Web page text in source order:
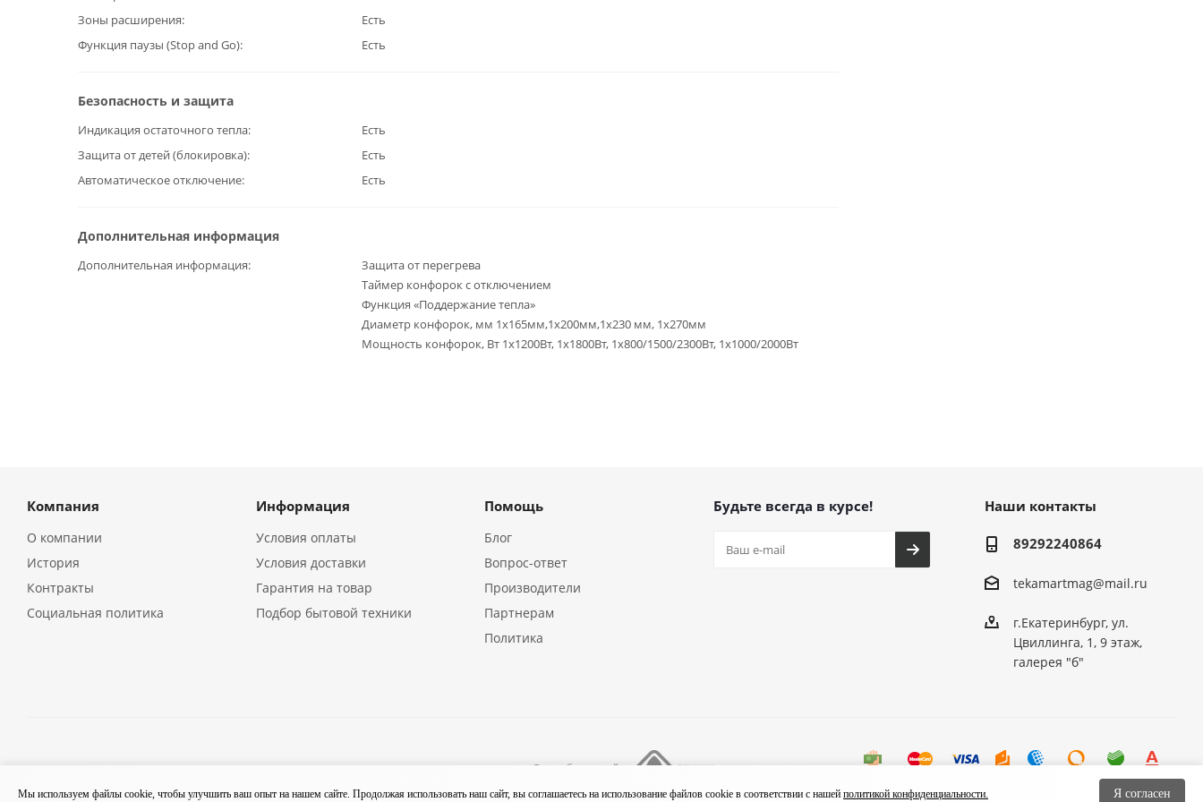
Зоны расширения
Есть
Функция паузы (Stop and Go)
Есть
Безопасность и защита
Индикация остаточного тепла
Есть
Защита от детей (блокировка)
Есть
Автоматическое отключение
Есть
Дополнительная информация
Дополнительная информация
Защита от перегрева
Таймер конфорок с отключением
Функция «Поддержание тепла»
Диаметр конфорок, мм 1х165мм,1х200мм,1х230 мм, 1х270мм
Мощность конфорок, Вт 1х1200Вт, 1х1800Вт, 1х800/1500/2300Вт, 1х1000/2000Вт
Компания
О компании
История
Контракты
Социальная политика
Информация
Условия оплаты
Условия доставки
Гарантия на товар
Подбор бытовой техники
Помощь
Блог
Вопрос-ответ
Производители
Партнерам
Политика
Будьте всегда в курсе! Наши контакты
89292240864
tekamartmag@mail.ru
г.Екатеринбург, ул.
Цвиллинга, 1, 9 этаж,
галерея "б"
Разработка сайта
Мы используем файлы cookie, чтобы улучшить ваш опыт на нашем сайте. Продолжая использовать наш сайт, вы соглашаетесь на использование файлов cookie в соответствии с нашей политикой конфиденциальности. Я согласен